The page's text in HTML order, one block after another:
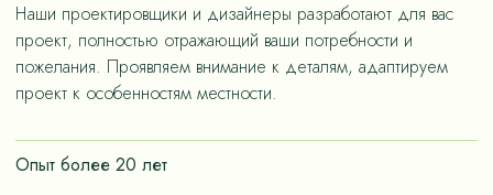
Наши проектировщики и дизайнеры разработают для вас
проект, полностью отражающий ваши потребности и
пожелания. Проявляем внимание к деталям, адаптируем
проект к особенностям местности.
Опыт более 20 лет